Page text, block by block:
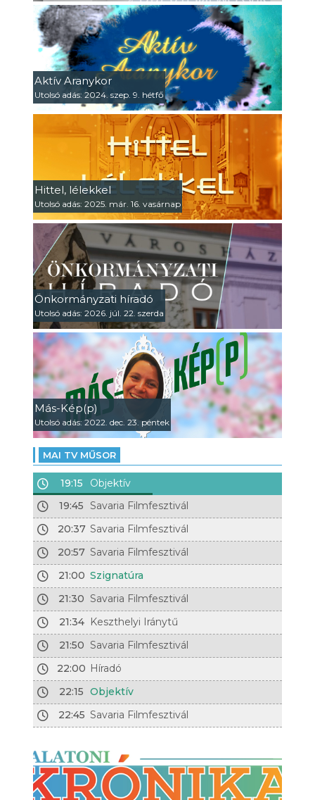
Aktív Aranykor
Utolsó adás: 2024. szep. 9. hétfő
Hittel, lélekkel
Utolsó adás: 2025. már. 16. vasárnap
Önkormányzati híradó
Utolsó adás: 2026. júl. 22. szerda
Más-Kép(p)
Utolsó adás: 2022. dec. 23. péntek
MAI TV MŰSOR
19:15
Objektív
19:45
Savaria Filmfesztivál
20:37 Savaria Filmfesztivál
20:57 Savaria Filmfesztivál
21:00 Szignatúra
21:30 Savaria Filmfesztivál
21:34 Keszthelyi Iránytű
21:50 Savaria Filmfesztivál
22:00 Híradó
22:15 Objektív
22:45 Savaria Filmfesztivál